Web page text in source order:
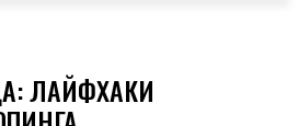
ЛАЙФХАКИ